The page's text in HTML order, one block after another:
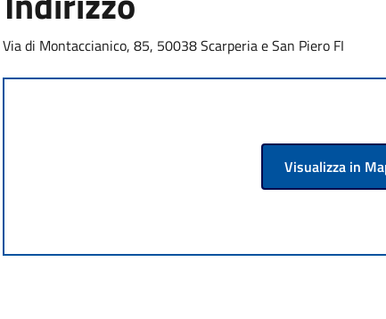
Via di Montaccianico, 85, 50038 Scarperia e San Piero FI
Visualizza in